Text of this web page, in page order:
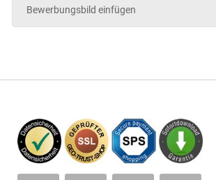
Bewerbungsbild einfügen